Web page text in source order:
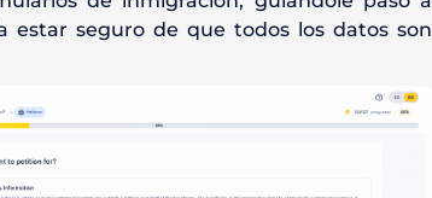
estar seguro de que todos los datos son